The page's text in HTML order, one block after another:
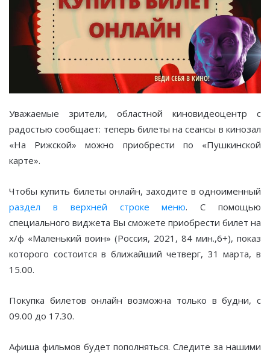
Уважаемые зрители, областной киновидеоцентр с
радостью сообщает: теперь билеты на сеансы в кинозал
«На Рижской» можно приобрести по «Пушкинской
карте».
Чтобы купить билеты онлайн, заходите в одноименный
раздел в верхней строке меню. С помощью
специального виджета Вы сможете приобрести билет на
х/ф «Маленький воин» (Россия, 2021, 84 мин.,6+), показ
которого состоится в ближайший четверг, 31 марта, в
15.00.
Покупка билетов онлайн возможна только в будни, с
09.00 до 17.30.
Афиша фильмов будет пополняться. Следите за нашими